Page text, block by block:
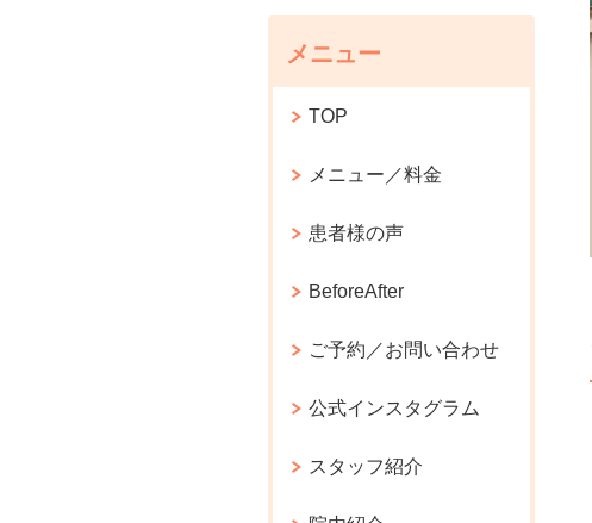
メニュー
TOP
メニュー／料金
患者様の声
BeforeAfter
ご予約／お問い合わせ
公式インスタグラム
スタッフ紹介